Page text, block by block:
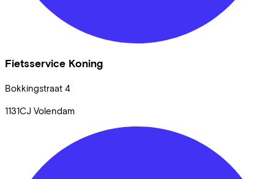
Fietsservice Koning
Bokkingstraat 4
1131CJ Volendam